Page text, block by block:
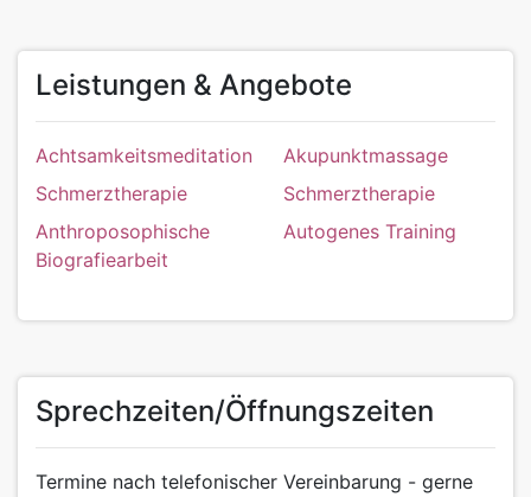
Leistungen & Angebote
Achtsamkeitsmeditation
Akupunktmassage
Schmerztherapie
Schmerztherapie
Anthroposophische
Biografiearbeit
Autogenes Training
Sprechzeiten/Öffnungszeiten
Termine nach telefonischer Vereinbarung - gerne